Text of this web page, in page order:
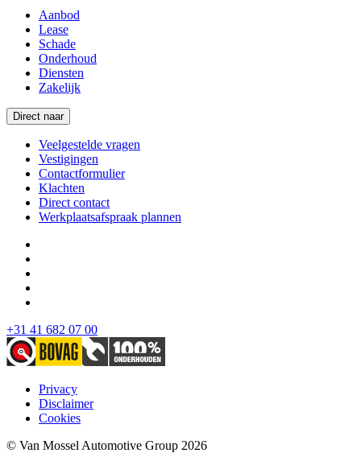
Aanbod
Lease
Schade
Onderhoud
Diensten
Zakelijk
Direct naar
Veelgestelde vragen
Vestigingen
Contactformulier
Klachten
Direct contact
Werkplaatsafspraak plannen
+31 41 682 07 00
Privacy
Disclaimer
Cookies
© Van Mossel Automotive Group 2026